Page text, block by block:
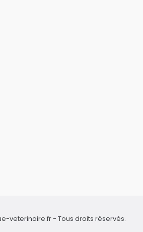
veterinaire.fr - Tous droits réservés.